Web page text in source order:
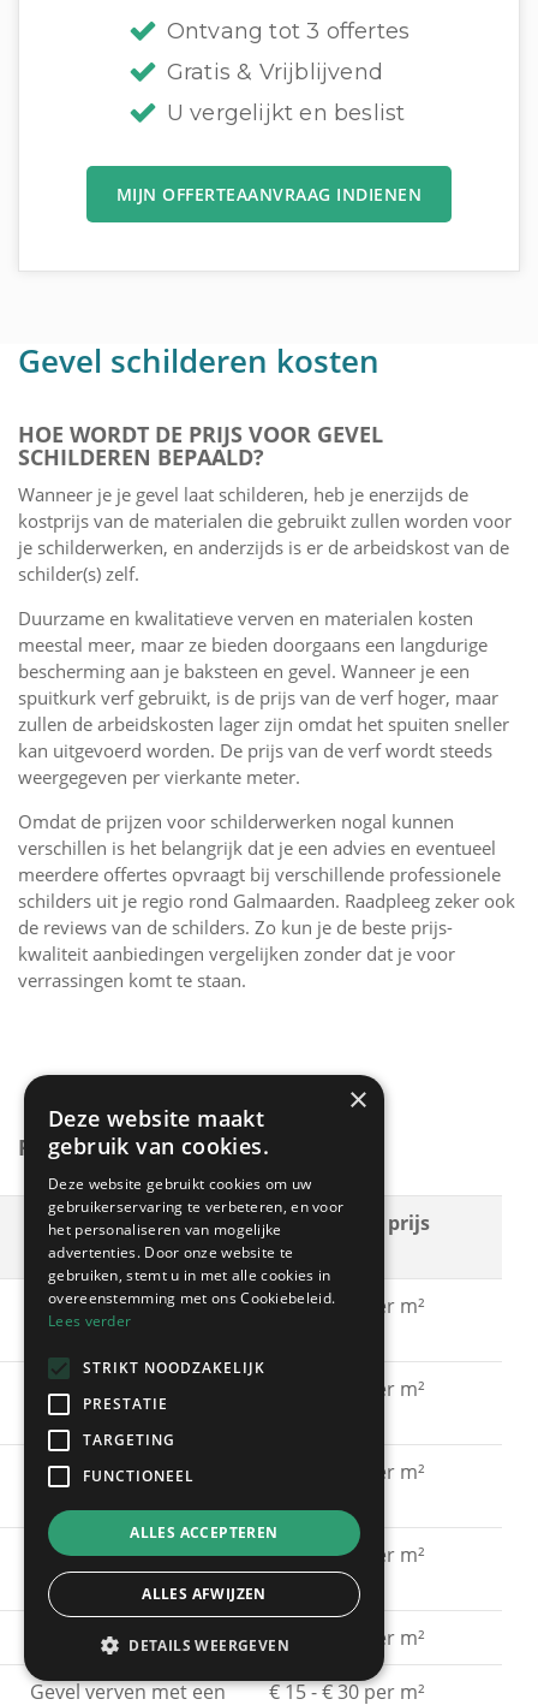
Ontvang tot 3 offertes
Gratis & Vrijblijvend
U vergelijkt en beslist
MIJN OFFERTEAANVRAAG INDIENEN
Gevel schilderen kosten
HOE WORDT DE PRIJS VOOR GEVEL
SCHILDEREN BEPAALD?
Wanneer je je gevel laat schilderen, heb je enerzijds de
kostprijs van de materialen die gebruikt zullen worden voor
je schilderwerken, en anderzijds is er de arbeidskost van de
schilder(s) zelf.
Duurzame en kwalitatieve verven en materialen kosten
meestal meer, maar ze bieden doorgaans een langdurige
bescherming aan je baksteen en gevel. Wanneer je een
spuitkurk verf gebruikt, is de prijs van de verf hoger, maar
zullen de arbeidskosten lager zijn omdat het spuiten sneller
kan uitgevoerd worden. De prijs van de verf wordt steeds
weergegeven per vierkante meter.
Omdat de prijzen voor schilderwerken nogal kunnen
verschillen is het belangrijk dat je een advies en eventueel
meerdere offertes opvraagt bij verschillende professionele
schilders uit je regio rond Galmaarden. Raadpleeg zeker ook
de reviews van de schilders. Zo kun je de beste prijs-
kwaliteit aanbiedingen vergelijken zonder dat je voor
verrassingen komt te staan.
PRIJZEN GEVEL SCHILDEREN
Soort
schilderwerken
Gemiddelde prijs
Gevel schilderen met
acrylaatverf
€ 15 - € 30 per m²
Gevel schilderen met
silicaatverf
€ 15 - € 30 per m²
Gevel schilderen met
€ 20 - € 40 per m²
Gevel schilderen met
spuitkurk
€ 40 - € 60 per m²
Gevel kaleien € 25 - € 40 per m²
Gevel verven met een € 15 - € 30 per m²
×
Deze website maakt
gebruik van cookies.
Deze website gebruikt cookies om uw
gebruikerservaring te verbeteren, en voor
het personaliseren van mogelijke
advertenties. Door onze website te
gebruiken, stemt u in met alle cookies in
overeenstemming met ons Cookiebeleid.
Lees verder
STRIKT NOODZAKELIJK
PRESTATIE
TARGETING
FUNCTIONEEL
ALLES ACCEPTEREN
ALLES AFWIJZEN
DETAILS WEERGEVEN